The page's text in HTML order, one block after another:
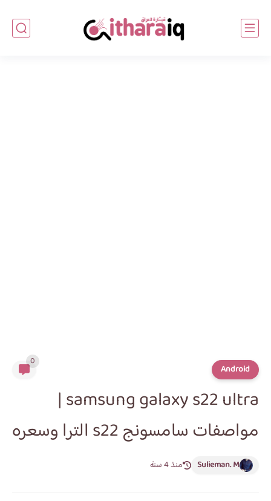
Android
0
samsung galaxy s22 ultra |
مواصفات سامسونج s22 الترا وسعره
Sulieman. M منذ 4 سنة